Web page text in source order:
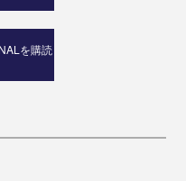
を購読